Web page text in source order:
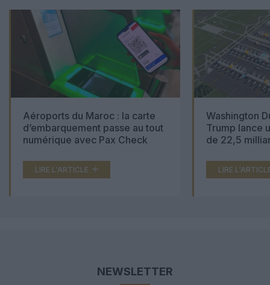
Aéroports du Maroc : la carte
d’embarquement passe au tout
numérique avec Pax Check
LIRE L'ARTICLE
Washington
Trump lance
de 22,5
LIRE
NEWSLETTER